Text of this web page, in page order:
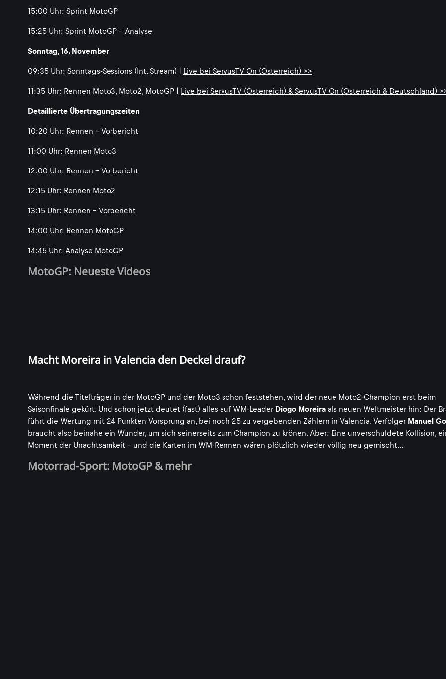
15:00 Uhr: Sprint MotoGP
15:25 Uhr: Sprint MotoGP - Analyse
Sonntag, 16. November
09:35 Uhr: Sonntags-Sessions (Int. Stream) | Live bei ServusTV On (Österreich) >>
11:35 Uhr: Rennen Moto3, Moto2, MotoGP | Live bei ServusTV (Österreich) & ServusTV On (Österreich & Deutschland)
Detaillierte Übertragungszeiten
10:20 Uhr: Rennen - Vorbericht
11:00 Uhr: Rennen Moto3
12:00 Uhr: Rennen - Vorbericht
12:15 Uhr: Rennen Moto2
13:15 Uhr: Rennen - Vorbericht
14:00 Uhr: Rennen MotoGP
14:45 Uhr: Analyse MotoGP
MotoGP: Neueste Videos
Macht Moreira in Valencia den Deckel drauf?
Während die Titelträger in der MotoGP und der Moto3 schon feststehen, wird der neue Moto2-Champion erst beim
Saisonfinale gekürt. Und schon jetzt deutet (fast) alles auf WM-Leader Diogo Moreira als neuen Weltmeister hin: Der
führt die Wertung mit 24 Punkten Vorsprung an, bei noch 25 zu vergebenden Zählern in Valencia. Verfolger Manuel
braucht also beinahe ein Wunder, um sich seinerseits zum Champion zu krönen. Aber: Eine unverschuldete Kollision,
Moment der Unachtsamkeit - und die Karten im WM-Rennen wären plötzlich wieder völlig neu gemischt...
Motorrad-Sport: MotoGP & mehr